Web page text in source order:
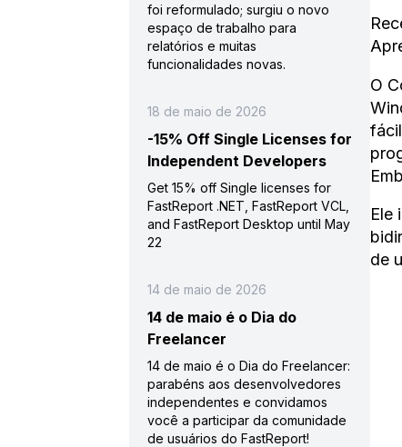
O
Ele
de
foi reformulado; surgiu o novo
espaço de trabalho para
relatórios e muitas
funcionalidades novas.
18 de maio de 2026
-15% Off Single Licenses for
Independent Developers
Get 15% off Single licenses for
FastReport .NET, FastReport VCL,
and FastReport Desktop until May
22
14 de maio de 2026
14 de maio é o Dia do
Freelancer
14 de maio é o Dia do Freelancer:
parabéns aos desenvolvedores
independentes e convidamos
você a participar da comunidade
de usuários do FastReport!